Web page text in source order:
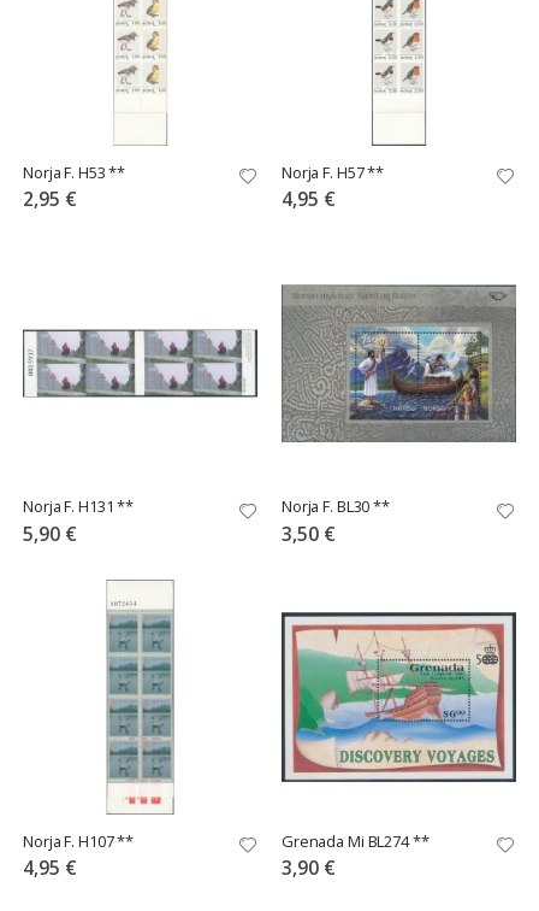
Norja F. H53 **
2,95 €
Norja F. H57 **
4,95 €
Norja F. H131 **
5,90 €
Norja F. BL30 **
3,50 €
Norja F. H107 **
4,95 €
Grenada Mi BL274 **
3,90 €